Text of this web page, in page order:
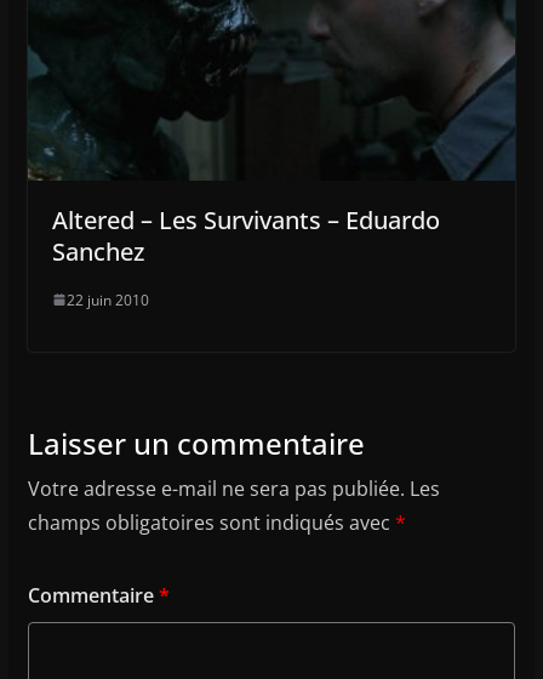
Altered – Les Survivants – Eduardo
Sanchez
22 juin 2010
Laisser un commentaire
Votre adresse e-mail ne sera pas publiée. Les
champs obligatoires sont indiqués avec *
Commentaire*